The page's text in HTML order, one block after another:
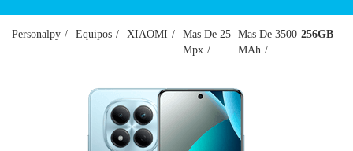
Personalpy Equipos XIAOMI
Mas De 25
Mpx
Mas De 3500
MAh
256GB